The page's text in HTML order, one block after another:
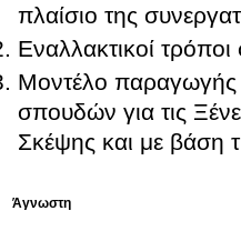
πλαίσιο της
Μοντέλο παραγωγής
σπουδών για τις
Σκέψης και με βάση
Άγνωστη